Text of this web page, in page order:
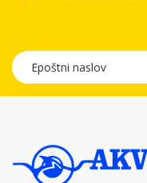
Epoštni naslov